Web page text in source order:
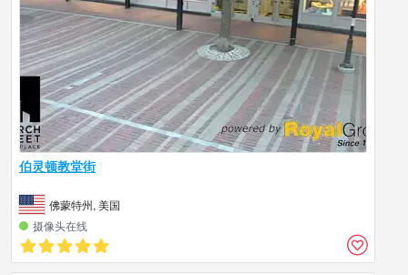
伯灵顿教堂街
佛蒙特州, 美国
摄像头在线